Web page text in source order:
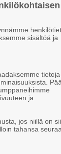
sisältöä ja
tietoja
ja
jos niillä on
tahansa